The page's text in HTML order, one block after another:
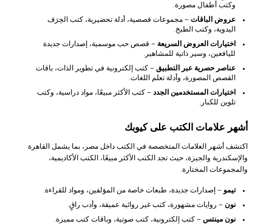
وكتب أطفال مصورة.
عروض الباقات – مجموعات قصصية، أدلة تحضيرية، كتب الحِرَف
اليدوية، وكتب الطبخ.
اختيارات العروض السريعة – قصص حب موسمية، إصدارات جديدة
لليافعين، وسير ذاتية للمشاهير.
عناصر حصرية عبر التطبيق – كتب إلكترونية في تطوير الذات، باقات
القصص المصورة، وأدلة تعلم اللغات.
اختيارات المستخدمين الجدد – كتب الأكثر مبيعًا، مواد دراسية، وكتب
تلوين للكبار.
أشهر علامات الكتب على كيوبك
اكتشف أشهر العلامات المتخصصة في الكتب داخل مصر، بما يشمل القاهرة
والإسكندرية والجيزة، حيث تجد الكتب الأكثر مبيعًا، الكتب الأكاديمية،
والمجموعات المختارة.
تيمو – إصدارات جديدة، طبعات خاصة من المؤلفين، ومواد للقراءة.
نون – روايات مشهورة، كتب غير روائية عميقة، وأدب راقٍ.
نون مينتس – كتب إلكترونية، كتب صوتية، وباقات كتب مميزة.